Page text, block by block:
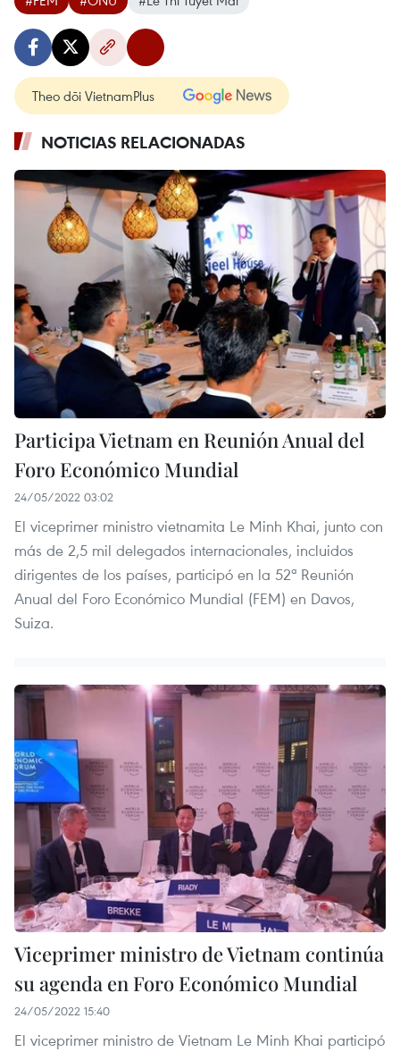
Theo dõi VietnamPlus
NOTICIAS RELACIONADAS
Participa Vietnam en Reunión Anual del
Foro Económico Mundial
24/05/2022 03:02
El viceprimer ministro vietnamita Le Minh Khai, junto con
más de 2,5 mil delegados internacionales, incluidos
dirigentes de los países, participó en la 52ª Reunión
Anual del Foro Económico Mundial (FEM) en Davos,
Suiza.
​​Viceprimer ministro de Vietnam continúa
su agenda en Foro Económico Mundial
24/05/2022 15:40
El viceprimer ministro de Vietnam Le Minh Khai participó